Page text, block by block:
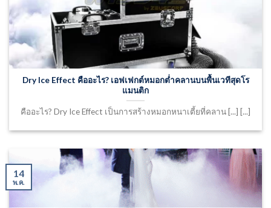
Dry Ice Effect คืออะไร? เอฟเฟกต์หมอกต่ำคลานบนพื้นเวทีสุดโร
แมนติก
คืออะไร? Dry Ice Effect เป็นการสร้างหมอกหนาเตี้ยที่คลาน [...] [...]
14
พ.ค.